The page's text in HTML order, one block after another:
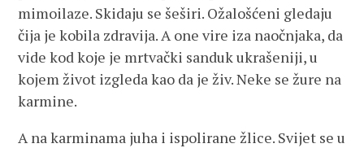
mimoilaze. Skidaju se šeširi. Ožalošćeni gledaju
čija je kobila zdravija. A one vire iza naočnjaka, da
vide kod koje je mrtvački sanduk ukrašeniji, u
kojem život izgleda kao da je živ. Neke se žure na
karmine.
A na karminama juha i ispolirane žlice. Svijet se u